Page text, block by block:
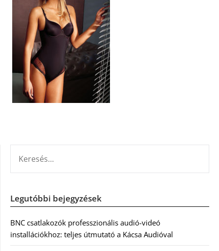
Legutóbbi bejegyzések
BNC csatlakozók professzionális audió-videó
installációkhoz: teljes útmutató a Kácsa Audióval